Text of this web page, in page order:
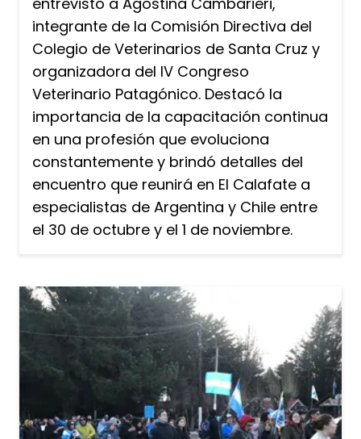
integrante de la Comisión Directiva del
Colegio de Veterinarios de Santa Cruz y
organizadora del IV Congreso
Veterinario Patagónico. Destacó la
importancia de la capacitación continua
en una profesión que evoluciona
constantemente y brindó detalles del
encuentro que reunirá en El Calafate a
especialistas de Argentina y Chile entre
el 30 de octubre y el 1 de noviembre.